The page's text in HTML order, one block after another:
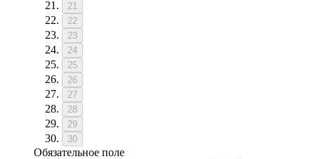
21
22
23
24
25
26
27
28
29
30
Обязательное поле